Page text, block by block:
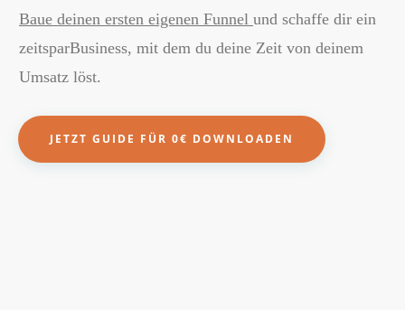
Baue deinen ersten eigenen Funnel und schaffe dir ein
zeitsparBusiness, mit dem du deine Zeit von deinem
Umsatz löst.
JETZT GUIDE FÜR 0€ DOWNLOADEN